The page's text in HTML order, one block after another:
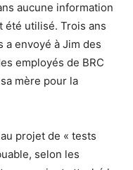
aucune information
été utilisé. Trois ans
a envoyé à Jim des
employés de BRC
mère pour la
projet de « tests
selon les